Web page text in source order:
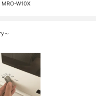
W10X
～